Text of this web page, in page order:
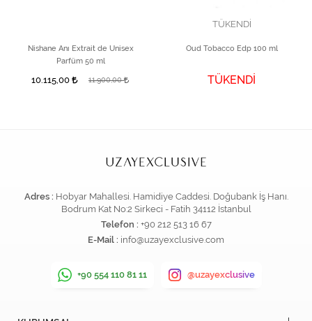
Nishane Anı Extrait de Unisex
Parfüm 50 ml
10.115,00 11.900,00
TÜKENDİ
Oud Tobacco Edp 100 ml
TÜKENDİ
Adres : Hobyar Mahallesi. Hamidiye Caddesi. Doğubank İş Hanı.
Bodrum Kat No:2 Sirkeci - Fatih 34112 İstanbul
Telefon : +90 212 513 16 67
E-Mail : info@uzayexclusive.com
+90 554 110 81 11 @uzayexclusive